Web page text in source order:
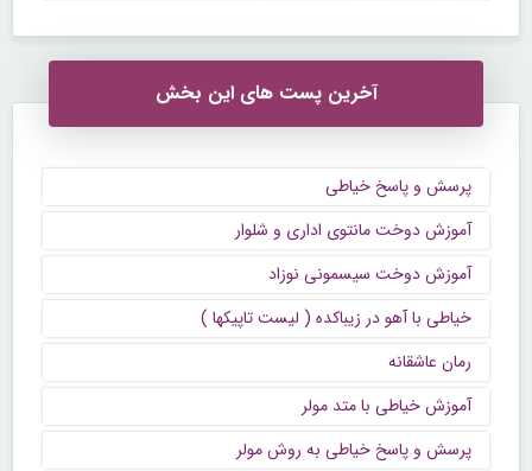
آخرین پست های این بخش
پرسش و پاسخ خیاطی
آموزش دوخت مانتوی اداری و شلوار
آموزش دوخت سیسمونی نوزاد
خیاطی با آهو در زیباکده ( لیست تاپیکها )
رمان عاشقانه
آموزش خیاطی با متد مولر
پرسش و پاسخ خیاطی به روش مولر